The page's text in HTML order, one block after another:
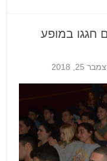
חגגו במופע
25, 2018